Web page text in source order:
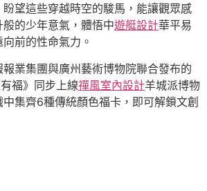
望這些穿越時空的駿馬，能讓觀眾感
的少年意氣，體悟中遊艇設計華平易
前的性命氣力。
業集團與廣州藝術博物院聯合發布的
福》同步上線禪風室內設計羊城派博物
集齊6種傳統顏色福卡，即可解鎖文創